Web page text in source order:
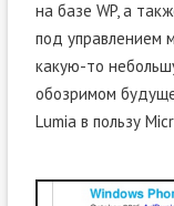
на базе WP, а
под управлением
какую-то
обозримом
Lumia в пользу